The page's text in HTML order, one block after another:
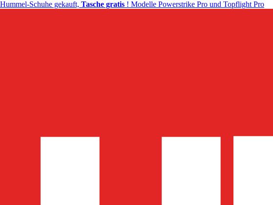
Hummel-Schuhe gekauft, Tasche gratis ! Modelle Powerstrike Pro und Topflight Pro